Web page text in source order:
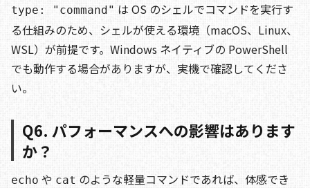
type: "command" は OS のシェルでコマンドを実行す
る仕組みのため、シェルが使える環境（macOS、Linux、
WSL）が前提です。Windows ネイティブの PowerShell
でも動作する場合がありますが、実機で確認してくださ
い。
Q6. パフォーマンスへの影響はあります
か？
echo や cat のような軽量コマンドであれば、体感でき